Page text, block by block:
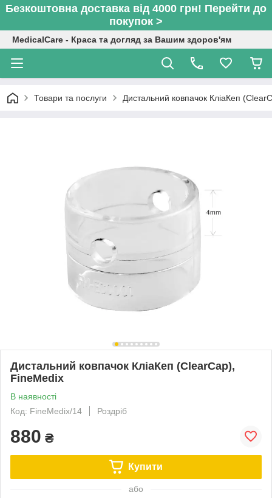
Безкоштовна доставка від 4000 грн! Перейти до
покупок >
MedicalCare - Краса та догляд за Вашим здоров'ям
Товари та послуги Дистальний ковпачок КліаКеп
Дистальний ковпачок КліаКеп (ClearCap),
FineMedix
В наявності
Код: FineMedix/14
Роздріб
880 ₴
Купити
або